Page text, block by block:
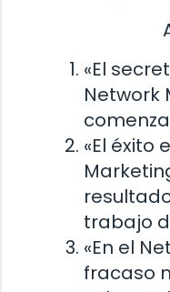
«El
Network
«El éxito
trabajo
«En el
fracaso